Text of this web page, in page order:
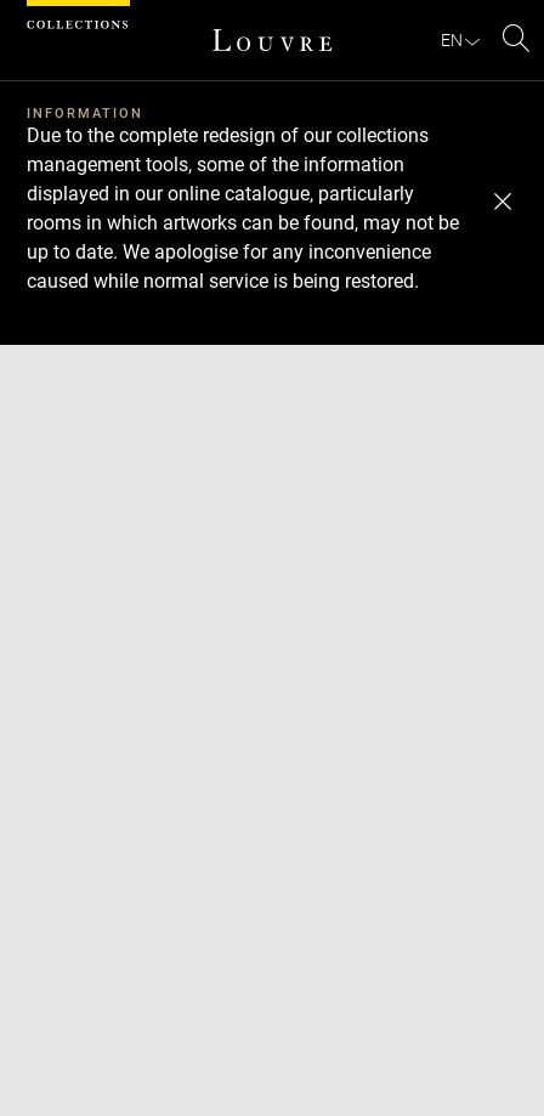
EN
INFORMATION
Due to the complete redesign of our collections
management tools, some of the information
displayed in our online catalogue, particularly
rooms in which artworks can be found, may not be
up to date. We apologise for any inconvenience
caused while normal service is being restored.
Download
Next
Previous
Cookies management panel